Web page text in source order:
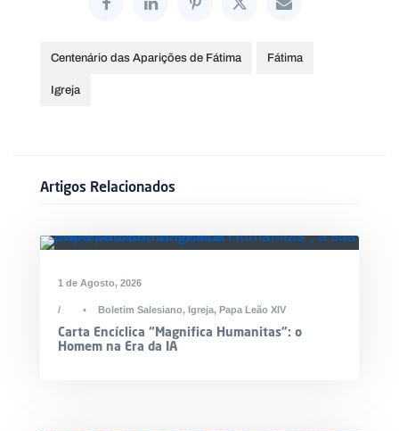
Centenário das Aparições de Fátima
Fátima
Igreja
Artigos Relacionados
1 de Agosto, 2026
• Boletim Salesiano, Igreja, Papa Leão XIV
Carta Encíclica “Magnifica Humanitas”: o
Homem na Era da IA